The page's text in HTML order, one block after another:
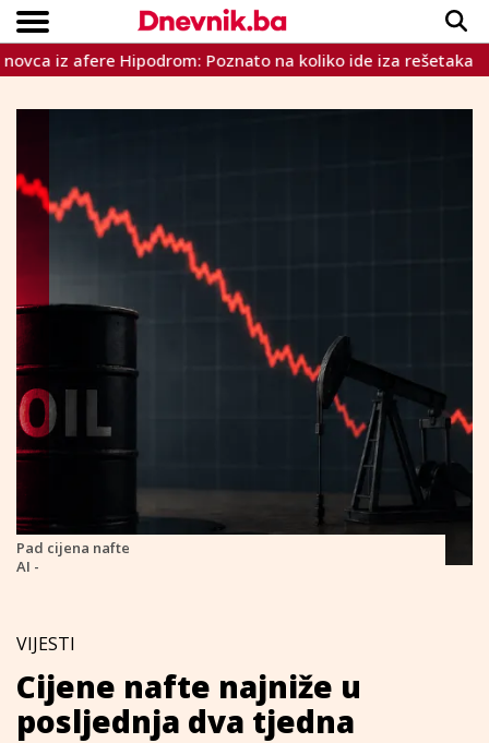
VIJESTI
SPORT
INTERVIEW
TEME
CRNA KRONIKA
LIFESTYLE
Copyright © Dnevnik.ba 2023.
afere Hipodrom: Poznato na koliko ide iza rešetaka
Pad cijena nafte
AI -
VIJESTI
Cijene nafte najniže u
posljednja dva tjedna